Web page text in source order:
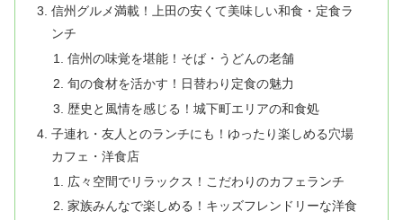
信州グルメ満載！上田の安くて美味しい和食・定食ラ
ンチ
信州の味覚を堪能！そば・うどんの老舗
旬の食材を活かす！日替わり定食の魅力
歴史と風情を感じる！城下町エリアの和食処
子連れ・友人とのランチにも！ゆったり楽しめる穴場
カフェ・洋食店
広々空間でリラックス！こだわりのカフェランチ
家族みんなで楽しめる！キッズフレンドリーな洋食